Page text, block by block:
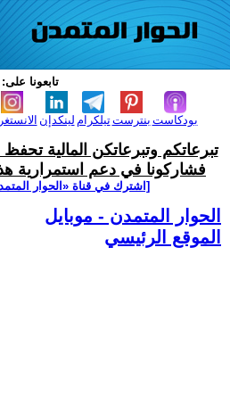
تابعونا على:
لينكدإن تيلكرامبنترست بودكاست
تبرعاتكم وتبرعاتكن المالية
فشاركونا في دعم استمرارية
[اشترك في قناة ‫«الحوار
الحوار المتمدن - موبايل
الموقع الرئيسي